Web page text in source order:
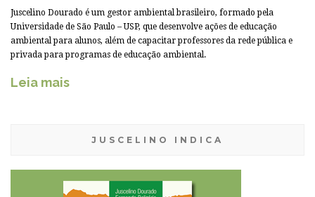
Juscelino Dourado é um gestor ambiental brasileiro, formado pela
Universidade de São Paulo – USP, que desenvolve ações de educação
ambiental para alunos, além de capacitar professores da rede pública e
privada para programas de educação ambiental.
Leia mais
JUSCELINO INDICA